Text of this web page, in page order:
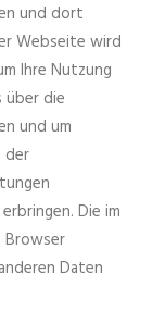
und dort
Webseite wird
Ihre Nutzung
über die
und um
der
Die im
Browser
Daten